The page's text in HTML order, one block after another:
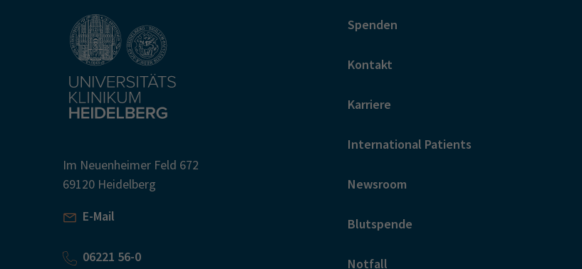
Im Neuenheimer Feld 672
69120 Heidelberg
E-Mail
06221 56-0
Spenden
Kontakt
Karriere
International Patients
Newsroom
Blutspende
Notfall